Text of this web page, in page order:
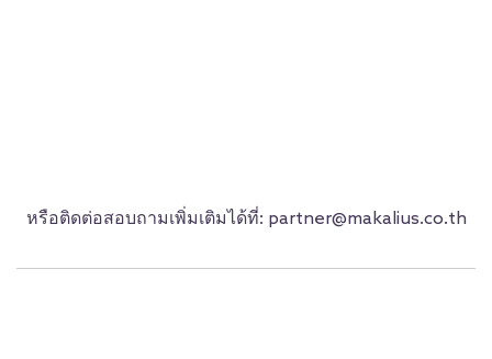
หรือติดต่อสอบถามเพิ่มเติมได้ที่: partner@makalius.co.th